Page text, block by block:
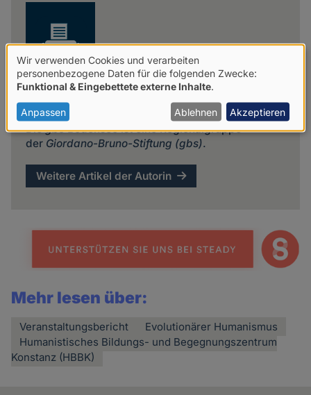
gbs Bodensee
DiegbsBodensee ist eine Regionalgruppe
derGiordano-Bruno-Stiftung (gbs).
Weitere Artikel der Autorin
Mehr lesen über:
Veranstaltungsbericht
Evolutionärer Humanismus
Humanistisches Bildungs- und Begegnungszentrum
Konstanz (HBBK)
Verwendung
von
personenbezogenen
Daten
Cookies
Wir verwenden Cookies und verarbeiten
personenbezogene Daten für die folgenden Zwecke:
Funktional & Eingebettete externe Inhalte.
Anpassen Ablehnen Akzeptieren